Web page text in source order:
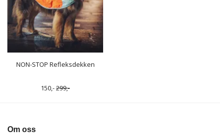
NON-STOP Refleksdekken
150,-299,-
Om oss